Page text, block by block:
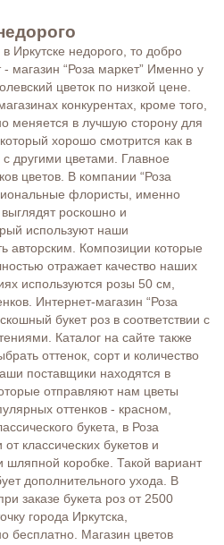
Иркутске недорого, то добро
магазин “Роза маркет” Именно у
цветок по низкой цене.
конкурентах, кроме того,
меняется в лучшую сторону для
хорошо смотрится как в
с другими цветами. Главное
цветов. В компании “Роза
флористы, именно
роскошно и
используют наши
авторским. Композиции которые
отражает качество наших
используются розы 50 см,
Интернет-магазин “Роза
букет роз в соответствии с
Каталог на сайте также
оттенок, сорт и количество
поставщики находятся в
отправляют нам цветы
оттенков - красном,
букета, в Роза
классических букетов и
шляпной коробке. Такой вариант
дополнительного ухода. В
заказе букета роз от 2500
города Иркутска,
бесплатно. Магазин цветов